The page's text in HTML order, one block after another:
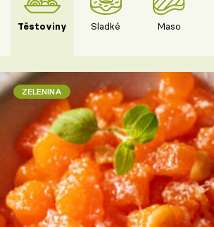
Těstoviny Sladké Maso
ZELENINA